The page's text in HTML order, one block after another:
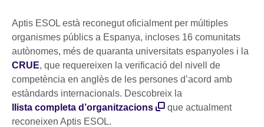
Aptis ESOL està reconegut oficialment per múltiples
organismes públics a Espanya, incloses 16 comunitats
autònomes, més de quaranta universitats espanyoles i la
CRUE, que requereixen la verificació del nivell de
competència en anglès de les persones d’acord amb
estàndards internacionals. Descobreix la
llista completa d’organitzacions
que actualment
reconeixen Aptis ESOL.